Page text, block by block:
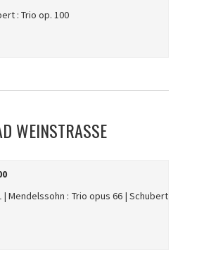
: Trio op. 100
WEINSTRASSE
| Mendelssohn : Trio opus 66 | Schubert